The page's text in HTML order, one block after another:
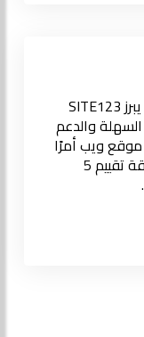
بعد تجربة عدة أدوات لبناء المواقع، يبرز SITE123
والدعم
موقع ويب أمرًا
في غاية السهولة. أمنح SITE123 بثقة تقييم 5